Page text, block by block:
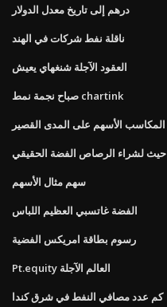
درهم إلى تاريخ معدل الدولار
ناقلة نفط شركات في الهند
العقود الآجلة شنغهاي يعيش
صباح نجمة نمط chartink
المكاسب الأسهم على المدى القصير
حيث لشراء الرصاص الفضة الحقيقي
سهم مثال الأسهم
الفضة غاتسبي العظيم اللباس
رسوم بطاقة امريكس الفضية
Pt.equity العالم الآجلة
كم عدد مصافي النفط في شرق كندا